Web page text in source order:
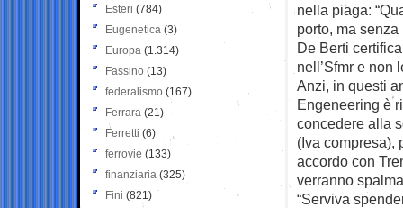
nella piaga:
porto, ma
De Berti
nell’Sfmr e non
Anzi, in questi
Engeneering è
concedere alla
(Iva compresa),
accordo con
verranno
“Serviva
Esteri (784)
Eugenetica (3)
Europa (1.314)
Fassino (13)
federalismo (167)
Ferrara (21)
Ferretti (6)
ferrovie (133)
finanziaria (325)
Fini (821)